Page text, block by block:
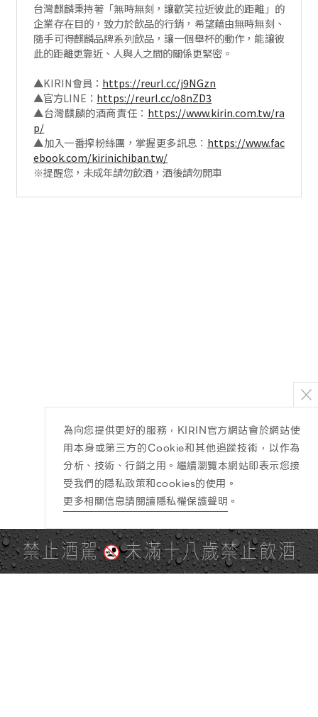
台灣麒麟秉持著「無時無刻，讓歡笑拉近彼此的距離」的
企業存在目的，致力於飲品的行銷，希望藉由無時無刻、
隨手可得麒麟品牌系列飲品，讓一個舉杯的動作，能讓彼
此的距離更靠近、人與人之間的關係更緊密。
▲KIRIN會員： https://reurl.cc/j9NGzn
▲官方LINE： https://reurl.cc/o8nZD3
▲台灣麒麟的酒商責任： https://www.kirin.com.tw/ra
p/
▲加入一番搾粉絲團，掌握更多訊息： https://www.fac
ebook.com/kirinichiban.tw/
※提醒您，未成年請勿飲酒，酒後請勿開車
禁止酒駕 未滿十八歲禁止飲酒
為向您提供更好的服務，KIRIN官方網站會於網站使
用本身或第三方的Cookie和其他追蹤技術，以作為
分析、技術、行銷之用。繼續瀏覽本網站即表示您接
受我們的隱私政策和cookies的使用。
更多相關信息請閱讀隱私權保護聲明 。
PAGE TOP